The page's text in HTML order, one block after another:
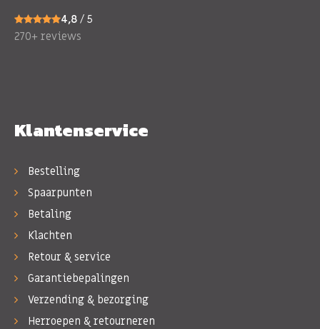
4,8 / 5
270+ reviews
Klantenservice
Bestelling
Spaarpunten
Betaling
Klachten
Retour & service
Garantiebepalingen
Verzending & bezorging
Herroepen & retourneren